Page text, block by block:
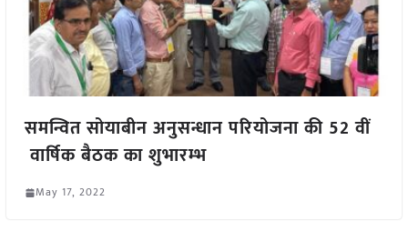
समन्वित सोयाबीन अनुसन्धान परियोजना की 52 वीं
वार्षिक बैठक का शुभारम्भ
May 17, 2022